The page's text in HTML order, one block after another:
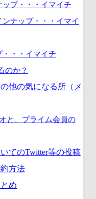
プ・・・イマイチ
ナップ・・・イマイ
・・・イマイチ
のか？
他の気になる所（メ
と、プライム会員の
てのTwitter等の投稿
方法
め